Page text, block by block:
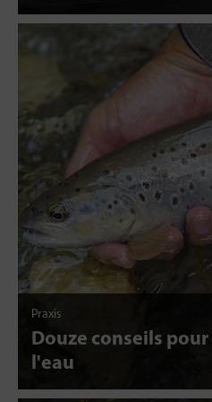
Praxis
Douze conseils
l'eau